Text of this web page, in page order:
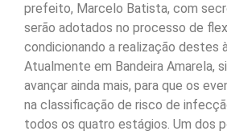
prefeito, Marcelo Batista, com
serão adotados no processo de
condicionando a realização destes
Atualmente em Bandeira Amarela,
avançar ainda mais, para que os
na classificação de risco de
todos os quatro estágios. Um dos